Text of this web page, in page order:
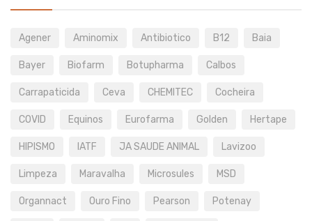
Agener Aminomix Antibiotico B12 Baia
Bayer Biofarm Botupharma Calbos
Carrapaticida Ceva CHEMITEC Cocheira
COVID Equinos Eurofarma Golden Hertape
HIPISMO IATF JA SAUDE ANIMAL Lavizoo
Limpeza Maravalha Microsules MSD
Organnact Ouro Fino Pearson Potenay